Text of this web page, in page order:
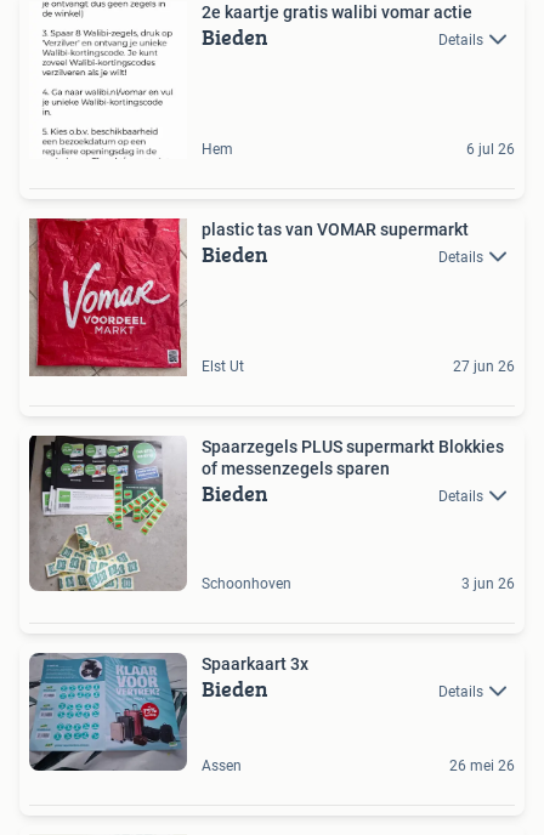
2e kaartje gratis walibi vomar actie
Bieden Details
Hem 6 jul 26
plastic tas van VOMAR supermarkt
Bieden Details
Elst Ut 27 jun 26
Spaarzegels PLUS supermarkt Blokkies
of messenzegels sparen
Bieden Details
Schoonhoven 3 jun 26
Spaarkaart 3x
Bieden Details
Assen 26 mei 26